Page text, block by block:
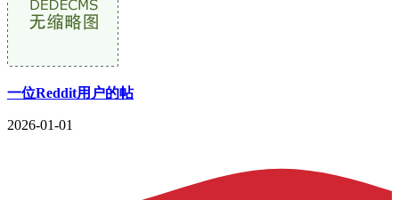
一位Reddit用户的帖
2026-01-01